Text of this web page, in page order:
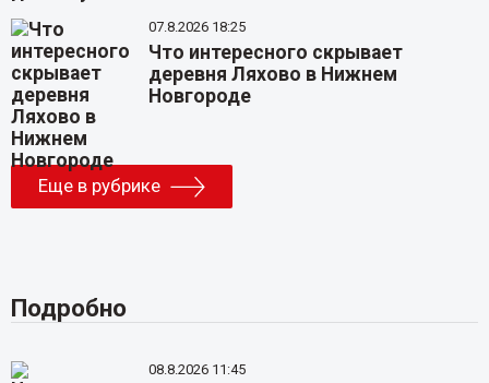
07.8.2026 18:25
Что интересного скрывает
деревня Ляхово в Нижнем
Новгороде
Еще в рубрике
Подробно
08.8.2026 11:45